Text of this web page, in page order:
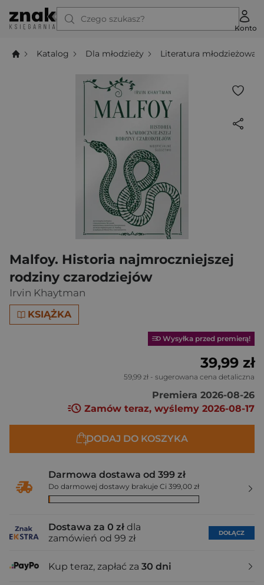
Czego szukasz?
Konto
Katalog Dla młodzieży Literatura młodzieżowa
Malfoy. Historia najmroczniejszej
rodziny czarodziejów
Irvin Khaytman
KSIĄŻKA
Wysyłka przed premierą!
39,99 zł
59,99 zł - sugerowana cena detaliczna
Premiera 2026-08-26
Zamów teraz, wyślemy 2026-08-17
DODAJ DO KOSZYKA
Darmowa dostawa od 399 zł
Do darmowej dostawy brakuje Ci 399,00 zł
Dostawa za 0 zł dla
zamówień od 99 zł
DOŁĄCZ
Kup teraz, zapłać za 30 dni